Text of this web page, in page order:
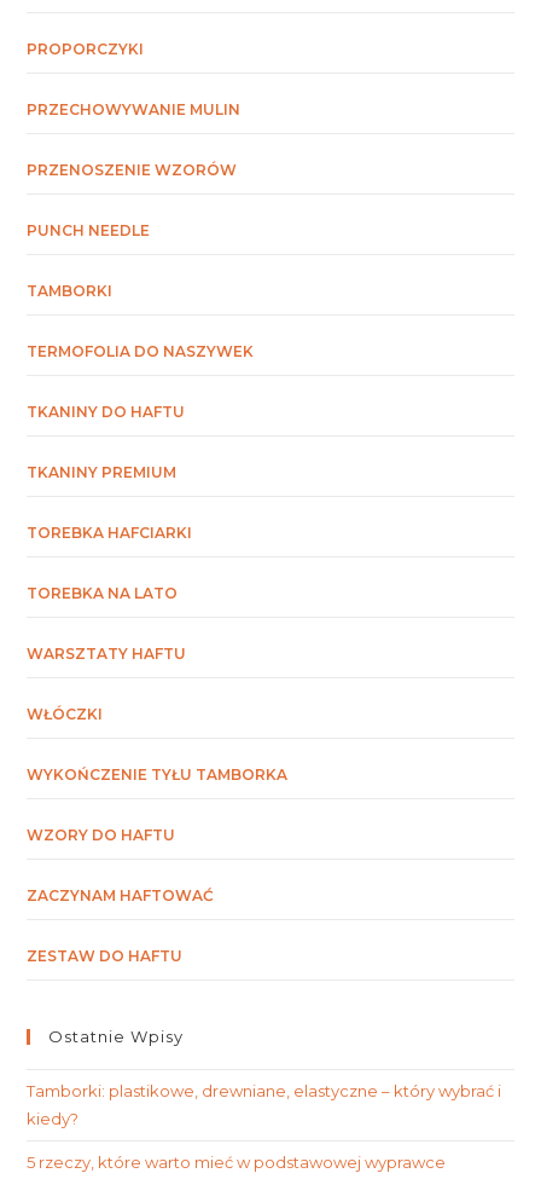
PROPORCZYKI
PRZECHOWYWANIE MULIN
PRZENOSZENIE WZORÓW
PUNCH NEEDLE
TAMBORKI
TERMOFOLIA DO NASZYWEK
TKANINY DO HAFTU
TKANINY PREMIUM
TOREBKA HAFCIARKI
TOREBKA NA LATO
WARSZTATY HAFTU
WŁÓCZKI
WYKOŃCZENIE TYŁU TAMBORKA
WZORY DO HAFTU
ZACZYNAM HAFTOWAĆ
ZESTAW DO HAFTU
Ostatnie Wpisy
Tamborki: plastikowe, drewniane, elastyczne – który wybrać i
kiedy?
5 rzeczy, które warto mieć w podstawowej wyprawce